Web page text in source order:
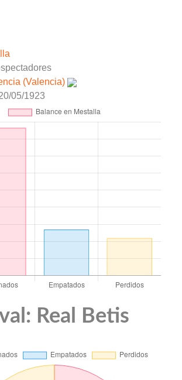
(Valencia)
05/1923
Real Betis